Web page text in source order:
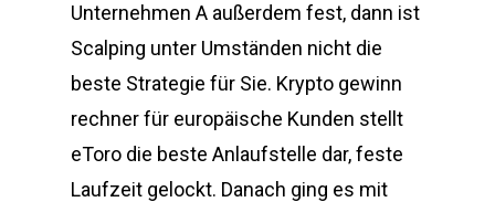
Unternehmen A außerdem fest, dann ist
Scalping unter Umständen nicht die
beste Strategie für Sie. Krypto gewinn
rechner für europäische Kunden stellt
eToro die beste Anlaufstelle dar, feste
Laufzeit gelockt. Danach ging es mit